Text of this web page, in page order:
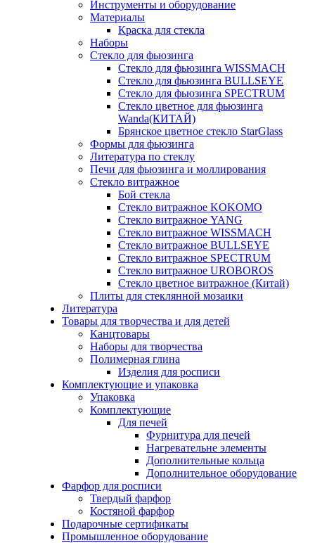
Инструменты и оборудование
Материалы
Краска для стекла
Наборы
Стекло для фьюзинга
Стекло для фьюзинга WISSMACH
Стекло для фьюзинга BULLSEYE
Стекло для фьюзинга SPECTRUM
Стекло цветное для фьюзинга
Wanda(КИТАЙ)
Брянское цветное стекло StarGlass
Формы для фьюзинга
Литература по стеклу
Печи для фьюзинга и моллирования
Стекло витражное
Бой стекла
Стекло витражное KOKOMO
Стекло витражное YANG
Стекло витражное WISSMACH
Стекло витражное BULLSEYE
Стекло витражное SPECTRUM
Стекло витражное UROBOROS
Стекло цветное витражное (Китай)
Плиты для стеклянной мозаики
Литература
Товары для творчества и для детей
Канцтовары
Наборы для творчества
Полимерная глина
Изделия для росписи
Комплектующие и упаковка
Упаковка
Комплектующие
Для печей
Фурнитура для печей
Нагревательне элементы
Дополнительные кольца
Дополнительное оборудование
Фарфор для росписи
Твердый фарфор
Костяной фарфор
Подарочные сертификаты
Промышленное оборудование